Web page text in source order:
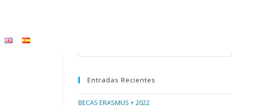
Escape
Entradas Recientes
BECAS ERASMUS + 2022